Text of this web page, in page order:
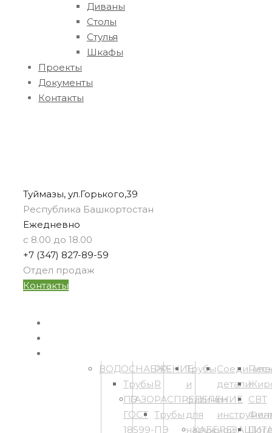
Диваны
Столы
Стулья
Шкафы
Проекты
Документы
Контакты
Туймазы, ул.Горького,39
Республика Башкортостан
Ежедневно
с 8.00 до 18.00
+7 (347) 827-89-59
Отдел продаж
Контакты
ВОДОСНАБЖЕНИЕ
Трубы
ПЭ
ГОСТ
18599-
PP-
R
ГАЗОРАСПРЕДЕЛЕНИЕ
Трубы
ПЭ
Трубы
и
фитинги
для
наружной
детали
и
СВТ